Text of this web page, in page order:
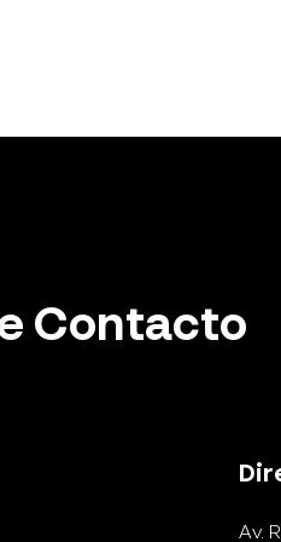
Contacto
Av.